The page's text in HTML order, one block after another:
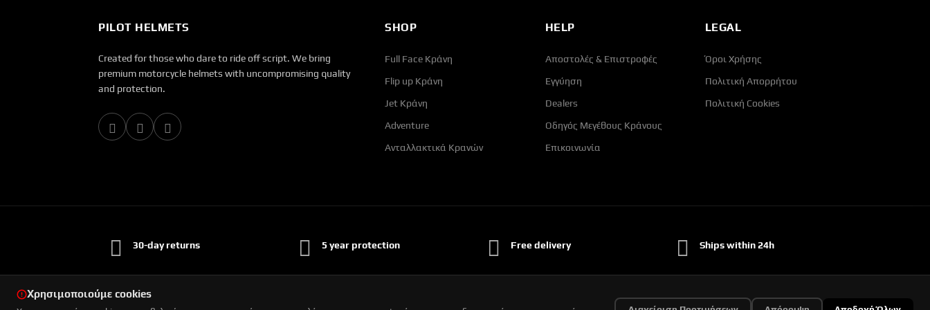
PILOT HELMETS
Created for those who dare to ride off script. We bring
premium motorcycle helmets with uncompromising quality
and protection.
SHOP
Full Face Κράνη
Flip up Κράνη
Jet Κράνη
Adventure
Ανταλλακτικά Κρανών
HELP
Αποστολές & Επιστροφές
Εγγύηση
Dealers
Οδηγός Μεγέθους Κράνους
Επικοινωνία
LEGAL
Όροι Χρήσης
Πολιτική Απορρήτου
Πολιτική Cookies
30-day returns 5 year protection Free delivery Ships within 24h
Χρησιμοποιούμε cookies